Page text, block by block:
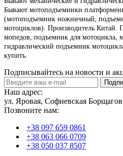
Бывают мотоподъемники
(мотоподъемник ножничный,
мoтoциклoв). Производитель Китай.
мопедов, подъемник для мотоцикла,
гидравлический подъемник
купить.
Подписывайтесь на новости и
Наш адрес:
ул. Яровая, Софиевская
Позвоните нам:
+38 097 659 0861
+38 063 066 0709
+38 050 037 8507